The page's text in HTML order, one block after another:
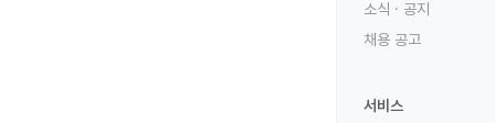
소식 · 공지
채용 공고
서비스